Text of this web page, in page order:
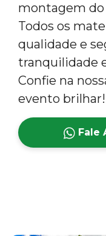
montagem do
Todos os
qualidade e
tranquilidade
Confie na
evento brilhar!
Fale